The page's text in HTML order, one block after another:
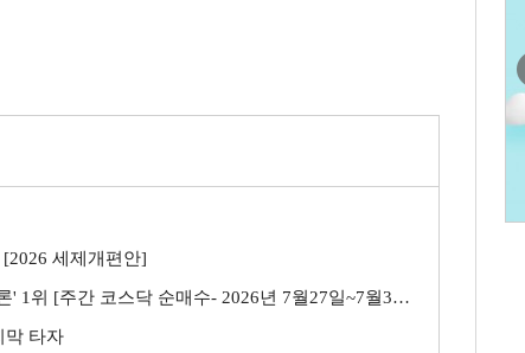
세제개편안]
위 [주간 코스닥 순매수- 2026년 7월27일~7월31일]
막 타자